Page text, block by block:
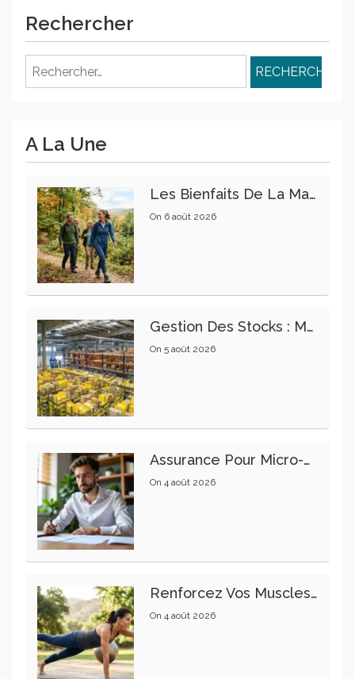
Rechercher
Rechercher :
A La Une
Les Bienfaits De La Marche Sur La Santé Physique Et Mentale
On 6 août 2026
Gestion Des Stocks : Meilleures Pratiques Intralogistiques
On 5 août 2026
Assurance Pour Micro-Entrepreneur : Les Garanties Essentielles À Connaître
On 4 août 2026
Renforcez Vos Muscles Profonds Pour Apaiser Votre Mal De Dos
On 4 août 2026